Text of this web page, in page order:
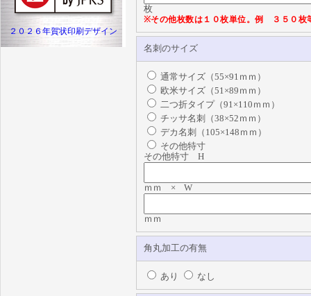
２０２６年賀状印刷デザイン
枚
※その他枚数は１０枚単位。例 ３５０枚
名刺のサイズ
通常サイズ（55×91ｍｍ）
欧米サイズ（51×89ｍｍ）
二つ折タイプ（91×110ｍｍ）
チッサ名刺（38×52ｍｍ）
デカ名刺（105×148ｍｍ）
その他特寸
その他特寸 H
ｍｍ × W
ｍｍ
角丸加工の有無
あり なし